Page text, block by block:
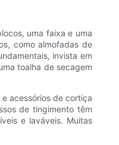
uma faixa e uma
como almofadas de
invista em
toalha de secagem
acessórios de cortiça
de tingimento têm
e laváveis. Muitas